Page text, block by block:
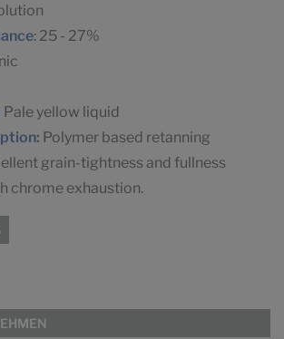
: 25 - 27%
Pale yellow liquid
Polymer based retanning
grain-tightness and fullness
chrome exhaustion.